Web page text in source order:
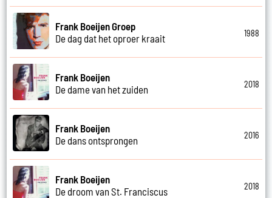
Frank Boeijen Groep
De dag dat het oproer kraait
1988
Frank Boeijen
De dame van het zuiden
2018
Frank Boeijen
De dans ontsprongen
2016
Frank Boeijen
De droom van St. Franciscus
2018